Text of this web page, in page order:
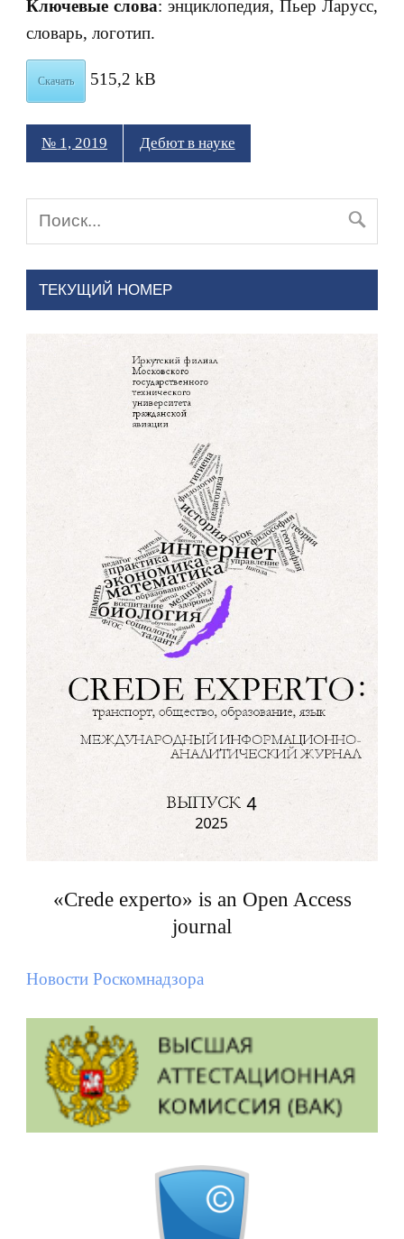
Ключевые слова: энциклопедия, Пьер Ларусс,
словарь, логотип.
Скачать 515,2 kB
№ 1, 2019 Дебют в науке
ТЕКУЩИЙ НОМЕР
«Crede experto» is an Open Access
journal
Новости Роскомнадзора